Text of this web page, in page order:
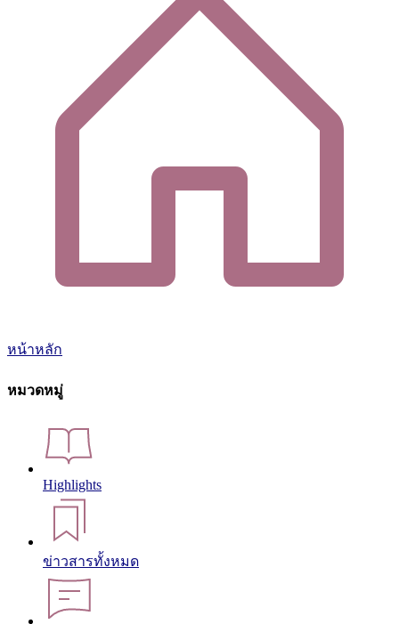
หน้าหลัก
หมวดหมู่
Highlights
ข่าวสารทั้งหมด